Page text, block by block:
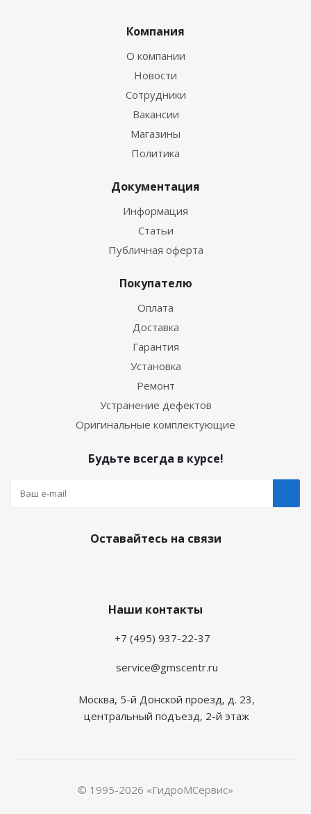
Компания
О компании
Новости
Сотрудники
Вакансии
Магазины
Политика
Документация
Информация
Статьи
Публичная оферта
Покупателю
Оплата
Доставка
Гарантия
Установка
Ремонт
Устранение дефектов
Оригинальные комплектующие
Будьте всегда в курсе!
Оставайтесь на связи
Наши контакты
+7 (495) 937-22-37
service@gmscentr.ru
Москва, 5-й Донской проезд, д. 23,
центральный подъезд, 2-й этаж
© 1995-2026 «ГидроМСервис»